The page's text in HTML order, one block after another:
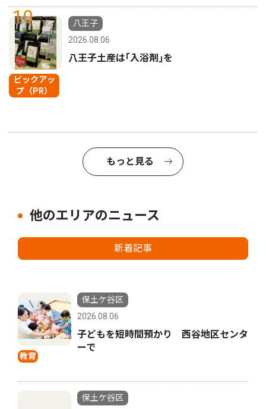
10
ピックアッ
プ（PR）
八王子
2026.08.06
八王子土産は｢入浴剤｣を
もっと見る
他のエリアのニュース
新着記事
教育
保土ケ谷区
2026.08.06
子どもを短時間預かり 西谷地区センタ
ーで
保土ケ谷区